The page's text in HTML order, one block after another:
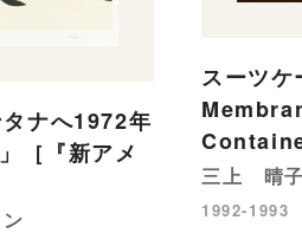
タナへ1972年
［『新アメ
スーツ
三上 晴
1992-1993